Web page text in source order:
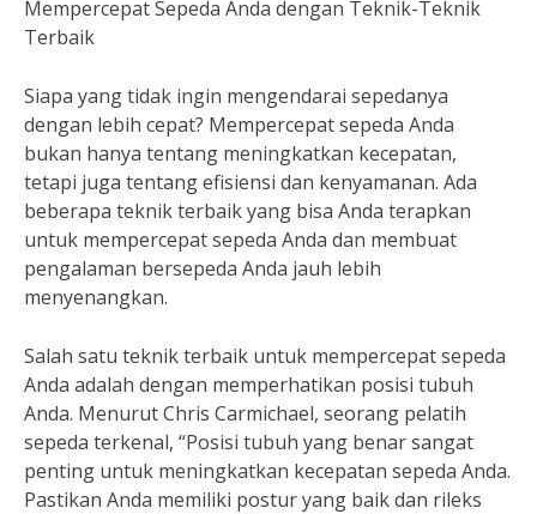
Mempercepat Sepeda Anda dengan Teknik-Teknik
Terbaik
Siapa yang tidak ingin mengendarai sepedanya
dengan lebih cepat? Mempercepat sepeda Anda
bukan hanya tentang meningkatkan kecepatan,
tetapi juga tentang efisiensi dan kenyamanan. Ada
beberapa teknik terbaik yang bisa Anda terapkan
untuk mempercepat sepeda Anda dan membuat
pengalaman bersepeda Anda jauh lebih
menyenangkan.
Salah satu teknik terbaik untuk mempercepat sepeda
Anda adalah dengan memperhatikan posisi tubuh
Anda. Menurut Chris Carmichael, seorang pelatih
sepeda terkenal, “Posisi tubuh yang benar sangat
penting untuk meningkatkan kecepatan sepeda Anda.
Pastikan Anda memiliki postur yang baik dan rileks